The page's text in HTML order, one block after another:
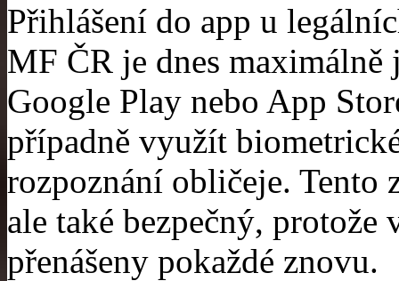
Přihlášení do app u
MF ČR je dnes maximálně
Google Play nebo App
případně využít
rozpoznání obličeje. Tento
ale také bezpečný, protože
přenášeny pokaždé znovu.